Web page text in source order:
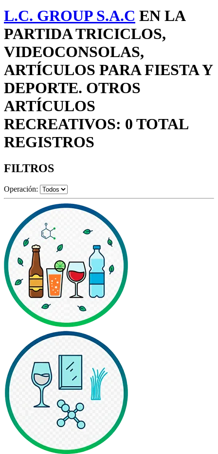
L.C. GROUP S.A.C EN LA
PARTIDA TRICICLOS,
VIDEOCONSOLAS,
ARTÍCULOS PARA FIESTA Y
DEPORTE. OTROS
ARTÍCULOS
RECREATIVOS: 0 TOTAL
REGISTROS
FILTROS
Operación: